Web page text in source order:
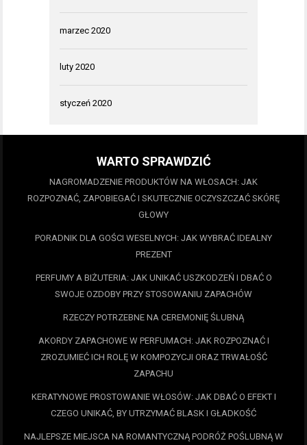
marzec 2020
luty 2020
styczeń 2020
WARTO SPRAWDZIĆ
NAGROMADZENIE PRODUKTÓW NA WŁOSACH: JAK
ROZPOZNAĆ, ZAPOBIEGAĆ I SKUTECZNIE OCZYSZCZAĆ SKÓRĘ
GŁOWY
PORADNIK DLA GOŚCI WESELNYCH: JAK WYBRAĆ IDEALNY
PREZENT
PERFUMY A BIŻUTERIA: JAK UNIKAĆ USZKODZEŃ I DBAĆ O
SWOJE OZDOBY PRZY STOSOWANIU ZAPACHÓW
RZECZY POTRZEBNE NA CEREMONIĘ ŚLUBNĄ
AKORDY ZAPACHOWE W PERFUMACH: JAK ROZPOZNAĆ I
ZROZUMIEĆ ICH ROLĘ W KOMPOZYCJI ORAZ TRWAŁOŚĆ
ZAPACHU
KERATYNOWE PROSTOWANIE WŁOSÓW: JAK DBAĆ O EFEKT I
CZEGO UNIKAĆ, BY UTRZYMAĆ BLASK I GŁADKOŚĆ
NAJLEPSZE MIEJSCA NA ROMANTYCZNĄ PODRÓŻ POŚLUBNĄ W